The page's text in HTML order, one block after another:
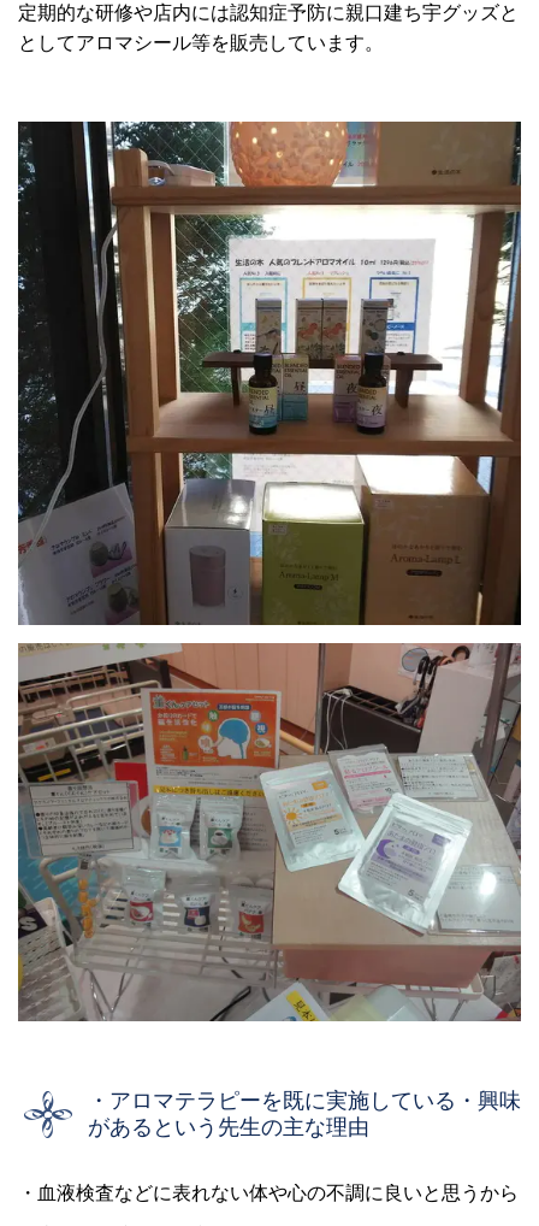
定期的な研修や店内には認知症予防に親口建ち宇グッズと
としてアロマシール等を販売しています。
・アロマテラピーを既に実施している・興味
があるという先生の主な理由
・血液検査などに表れない体や心の不調に良いと思うから